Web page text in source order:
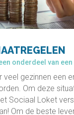
onderdeel van
veel gezinnen een
Om deze
Sociaal Loket
Om de beste